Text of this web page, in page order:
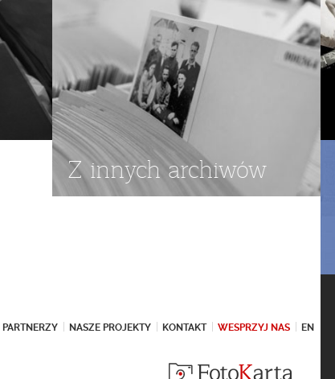
Z innych archiwów
PARTNERZY NASZE PROJEKTY KONTAKT WESPRZYJ NAS EN